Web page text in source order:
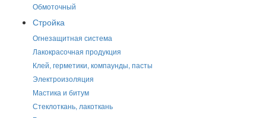
Обмоточный
Стройка
Огнезащитная система
Лакокрасочная продукция
Клей, герметики, компаунды, пасты
Электроизоляция
Мастика и битум
Стеклоткань, лакоткань